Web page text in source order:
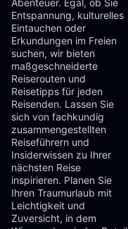
Abenteuer. Egal, ob Sie
Entspannung, kulturelles
Eintauchen oder
Erkundungen im Freien
suchen, wir bieten
maßgeschneiderte
Reiserouten und
Reisetipps für jeden
Reisenden. Lassen Sie
sich von fachkundig
zusammengestellten
Reiseführern und
Insiderwissen zu Ihrer
nächsten Reise
inspirieren. Planen Sie
Ihren Traumurlaub mit
Leichtigkeit und
Zuversicht, in dem